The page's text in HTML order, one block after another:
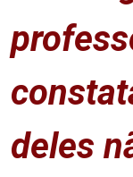
deles